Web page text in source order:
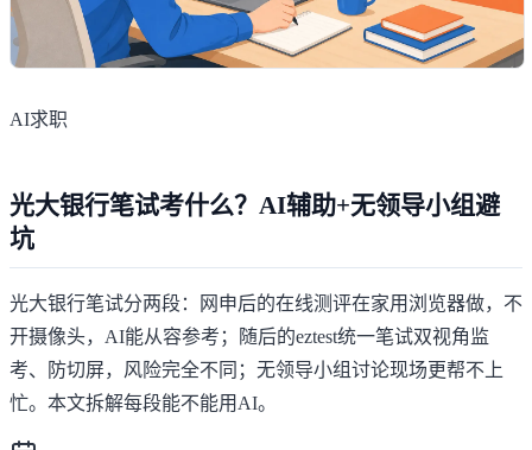
AI求职
光大银行笔试考什么？AI辅助+无领导小组避
坑
光大银行笔试分两段：网申后的在线测评在家用浏览器做，不
开摄像头，AI能从容参考；随后的eztest统一笔试双视角监
考、防切屏，风险完全不同；无领导小组讨论现场更帮不上
忙。本文拆解每段能不能用AI。